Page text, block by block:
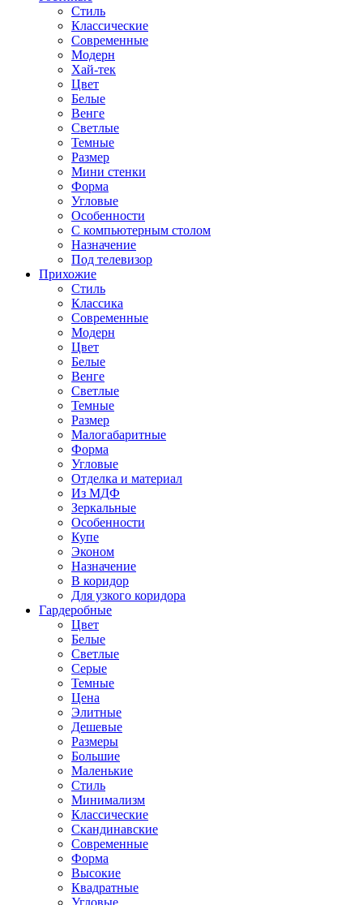
Стиль
Классические
Современные
Модерн
Хай-тек
Цвет
Белые
Венге
Светлые
Темные
Размер
Мини стенки
Форма
Угловые
Особенности
С компьютерным столом
Назначение
Под телевизор
Прихожие
Стиль
Классика
Современные
Модерн
Цвет
Белые
Венге
Светлые
Темные
Размер
Малогабаритные
Форма
Угловые
Отделка и материал
Из МДФ
Зеркальные
Особенности
Купе
Эконом
Назначение
В коридор
Для узкого коридора
Гардеробные
Цвет
Белые
Светлые
Серые
Темные
Цена
Элитные
Дешевые
Размеры
Большие
Маленькие
Стиль
Минимализм
Классические
Скандинавские
Современные
Форма
Высокие
Квадратные
Угловые